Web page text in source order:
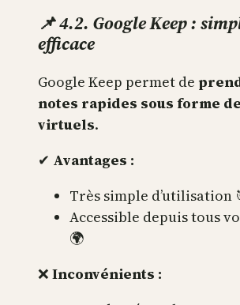
📌 4.2. Google Keep :
efficace
Google Keep permet de
notes rapides sous forme
virtuels.
✔ Avantages :
Très simple d’utilisation
Accessible depuis tous
🌍
❌ Inconvénients :